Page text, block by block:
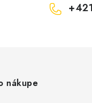
nákupe